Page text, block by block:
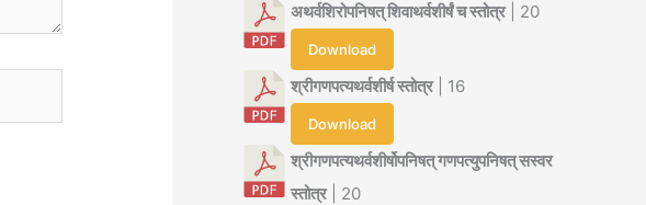
अथर्वशिरोपनिषत् शिवाथर्वशीर्षं च स्तोत्र| 20
Download
श्रीगणपत्यथर्वशीर्ष स्तोत्र| 16
Download
श्रीगणपत्यथर्वशीर्षोपनिषत् गणपत्युपनिषत् सस्वर
स्तोत्र| 20